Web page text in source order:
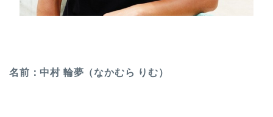
名前：中村 輪夢（なかむら りむ）